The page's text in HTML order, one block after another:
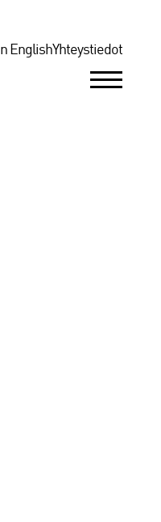
In EnglishYhteystiedot